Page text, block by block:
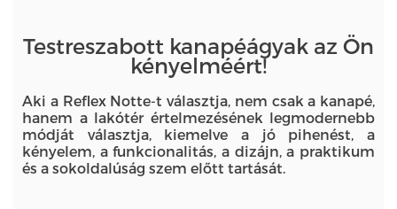
Testreszabott kanapéágyak az Ön
kényelméért!
Aki a Reflex Notte-t választja, nem csak a kanapé,
hanem a lakótér értelmezésének legmodernebb
módját választja, kiemelve a jó pihenést, a
kényelem, a funkcionalitás, a dizájn, a praktikum
és a sokoldalúság szem előtt tartását.